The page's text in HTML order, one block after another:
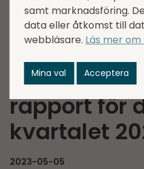
RAPPORT FÖR DET
Inbjudan till
rapport för
kvartalet
2023-05-05
samt marknadsföring.
data eller åtkomst till
webbläsare. Läs mer
Mina val Acceptera